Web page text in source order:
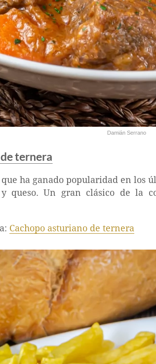
Damián Serrano
ternera
ha ganado popularidad en los
queso. Un gran clásico de la
Cachopo asturiano de ternera